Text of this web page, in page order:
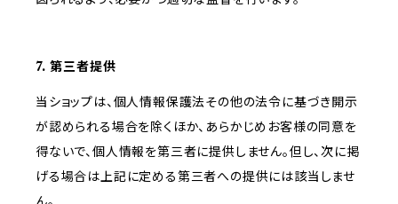
7. 第三者提供
当ショップは、個人情報保護法その他の法令に基づき開示
が認められる場合を除くほか、あらかじめお客様の同意を
得ないで、個人情報を第三者に提供しません。但し、次に掲
げる場合は上記に定める第三者への提供には該当しませ